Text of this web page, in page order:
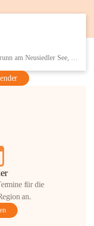
Eisenstädter Straße 18, 7091 Breitenbrunn am Neusiedler See, AUT
für die
an.